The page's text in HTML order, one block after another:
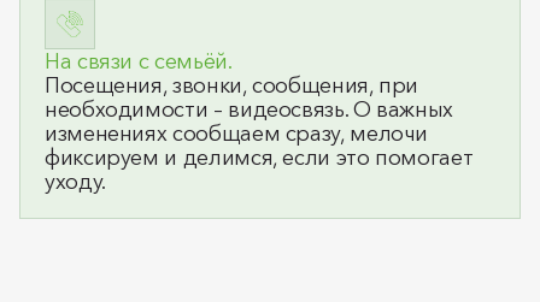
На связи с семьёй.
Посещения, звонки, сообщения, при
необходимости – видеосвязь. О важных
изменениях сообщаем сразу, мелочи
фиксируем и делимся, если это помогает
уходу.